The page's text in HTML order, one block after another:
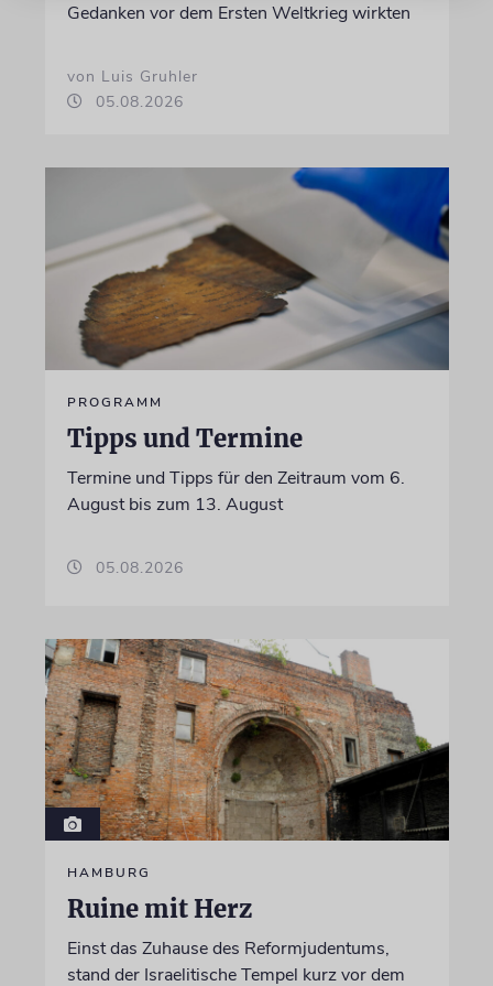
Gedanken vor dem Ersten Weltkrieg wirkten
von Luis Gruhler
05.08.2026
PROGRAMM
Tipps und Termine
Termine und Tipps für den Zeitraum vom 6.
August bis zum 13. August
05.08.2026
HAMBURG
Ruine mit Herz
Einst das Zuhause des Reformjudentums,
stand der Israelitische Tempel kurz vor dem